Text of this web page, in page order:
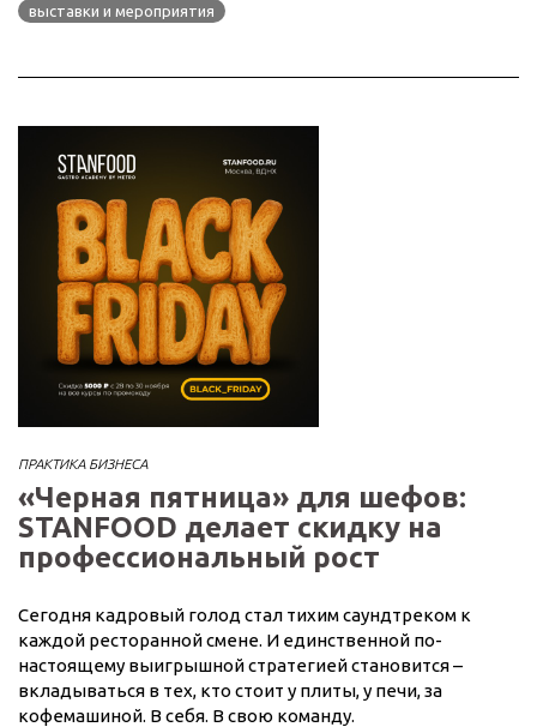
выставки и мероприятия
ПРАКТИКА БИЗНЕСА
«Черная пятница» для шефов:
STANFOOD делает скидку на
профессиональный рост
Сегодня кадровый голод стал тихим саундтреком к
каждой ресторанной смене. И единственной по-
настоящему выигрышной стратегией становится –
вкладываться в тех, кто стоит у плиты, у печи, за
кофемашиной. В себя. В свою команду.